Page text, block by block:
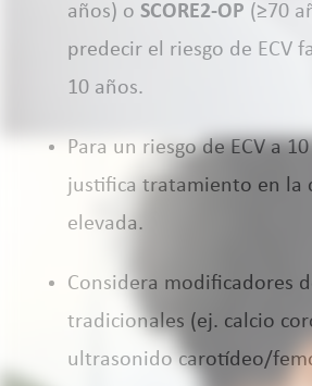
años) oSCORE2-OP (≥70
predecir el riesgo de ECV
10 años.
Para un riesgo de ECV a
justifica tratamiento en la
elevada.
Considera modificadores
tradicionales (ej. calcio
ultrasonido carotídeo/